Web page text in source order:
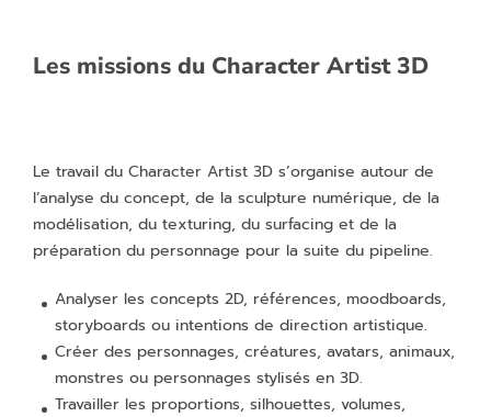
Les missions du Character Artist 3D
Le travail du Character Artist 3D s’organise autour de
l’analyse du concept, de la sculpture numérique, de la
modélisation, du texturing, du surfacing et de la
préparation du personnage pour la suite du pipeline.
Analyser les concepts 2D, références, moodboards,
storyboards ou intentions de direction artistique.
Créer des personnages, créatures, avatars, animaux,
monstres ou personnages stylisés en 3D.
Travailler les proportions, silhouettes, volumes,